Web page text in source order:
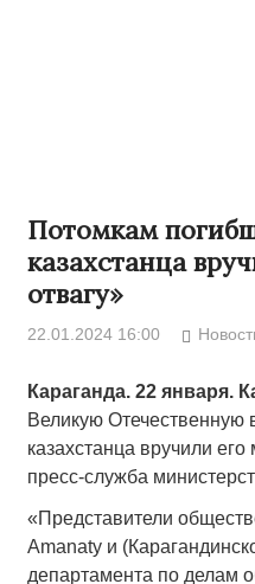
Потомкам
казахстанца
отвагу»
22.01.2024 16:00
Караганда. 22 января.
Великую Отечественную
казахстанца вручили
пресс-служба
«Представители
Amanaty и
департамента по делам